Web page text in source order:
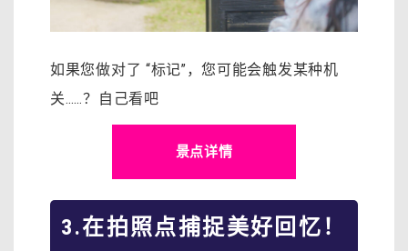
如果您做对了 “标记”，您可能会触发某种机
关……？自己看吧
景点详情
3.在拍照点捕捉美好回忆！